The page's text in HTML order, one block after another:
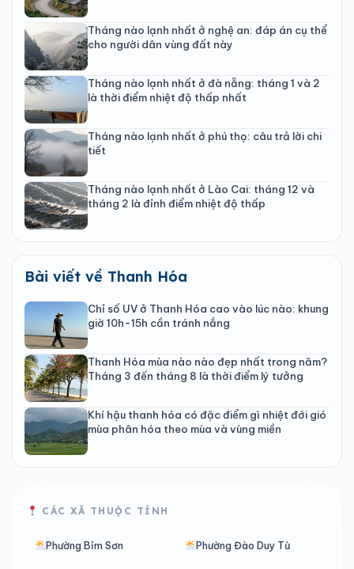
Tháng nào lạnh nhất ở nghệ an: đáp án cụ thể
cho người dân vùng đất này
Tháng nào lạnh nhất ở đà nẵng: tháng 1 và 2
là thời điểm nhiệt độ thấp nhất
Tháng nào lạnh nhất ở phú thọ: câu trả lời chi
tiết
Tháng nào lạnh nhất ở Lào Cai: tháng 12 và
tháng 2 là đỉnh điểm nhiệt độ thấp
Bài viết về Thanh Hóa
Chỉ số UV ở Thanh Hóa cao vào lúc nào: khung
giờ 10h-15h cần tránh nắng
Thanh Hóa mùa nào nào đẹp nhất trong năm?
Tháng 3 đến tháng 8 là thời điểm lý tưởng
Khí hậu thanh hóa có đặc điểm gì nhiệt đới gió
mùa phân hóa theo mùa và vùng miền
CÁC XÃ THUỘC TỈNH
Phường Bỉm Sơn Phường Đào Duy Từ